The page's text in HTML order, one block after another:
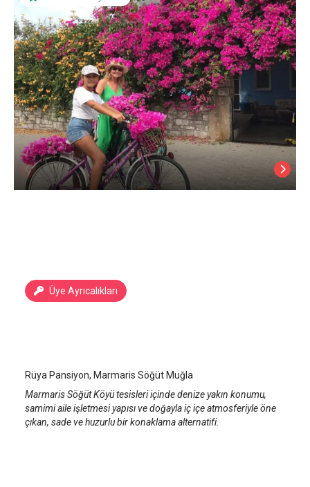
Üye Ayrıcalıkları
Rüya Pansiyon, Marmaris Söğüt Muğla
Marmaris Söğüt Köyü tesisleri içinde denize yakın konumu,
samimi aile işletmesi yapısı ve doğayla iç içe atmosferiyle öne
çıkan, sade ve huzurlu bir konaklama alternatifi.